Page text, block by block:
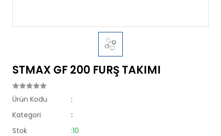
STMAX GF 200 FURŞ TAKIMI
Ürün Kodu
:
Kategori
:
Stok
:10